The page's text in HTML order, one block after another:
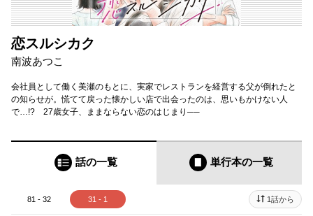
恋スルシカク
南波あつこ
会社員として働く美瀬のもとに、実家でレストランを経営する父が倒れたと
の知らせが。慌てて戻った懐かしい店で出会ったのは、思いもかけない人
で…!? 27歳女子、ままならない恋のはじまり──
話の一覧 単行本の一覧
81 - 32 31 - 1 1話から